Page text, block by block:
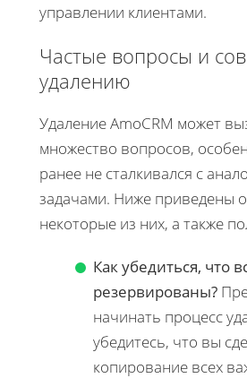
управлении клиентами.
Частые вопросы и
удалению
Удаление AmoCRM может
множество вопросов,
ранее не сталкивался с
задачами. Ниже приведены
некоторые из них, а также
Как убедиться, что
резервированы?
начинать процесс
убедитесь, что вы
копирование всех